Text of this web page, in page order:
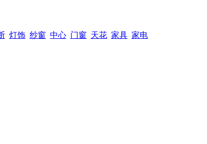
灯饰 纱窗 中心 门窗 天花 家具 家电